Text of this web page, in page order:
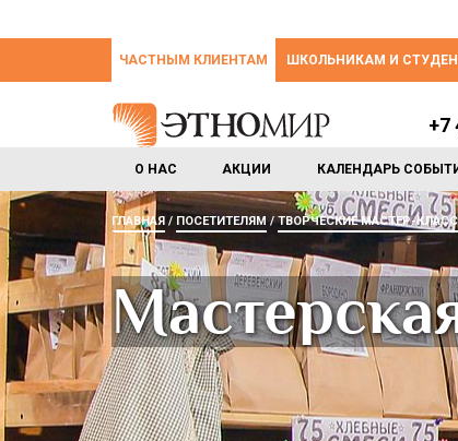
ЧАСТНЫМ КЛИЕНТАМ ШКОЛЬНИКАМ И
О НАС АКЦИИ КАЛЕНДАРЬ
+7
ГЛАВНАЯ ПОСЕТИТЕЛЯМ ТВОРЧЕСКИЕ МАСТЕР-